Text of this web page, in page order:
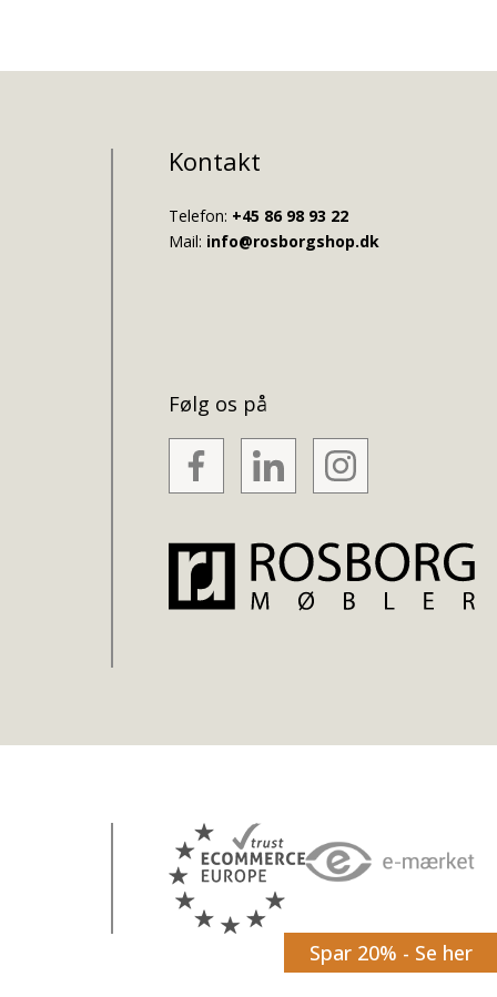
Kontakt
Telefon: +45 86 98 93 22
Mail: info@rosborgshop.dk
Følg os på
Spar 20% - Se her